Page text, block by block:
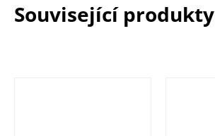
Související produkty